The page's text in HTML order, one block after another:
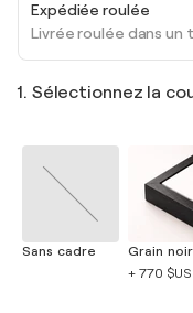
Expédiée roulée
Livrée roulée dans un
1. Sélectionnez la
Sans cadre
Grain noir
+ 770 $US